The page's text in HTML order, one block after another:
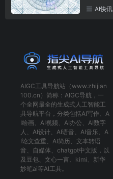
AI快讯
AIGC工具导航站（www.zhijian
100.cn）简称： AIGC导航 ，一
个全网最全的生成式人工智能工
具导航平台，分类包括AI写作 、 A
I绘画 、 AI视频 、 AI办公 、 AI数字
人 、 AI设计、 AI语音、 AI音乐、 A
I论文查重 、 AI简历 、 文本转语
音、 自媒体 、 chatgpt中文版 ，以
及 豆包、 文心一言 、 kimi 、 新华
妙笔ai等AI工具。